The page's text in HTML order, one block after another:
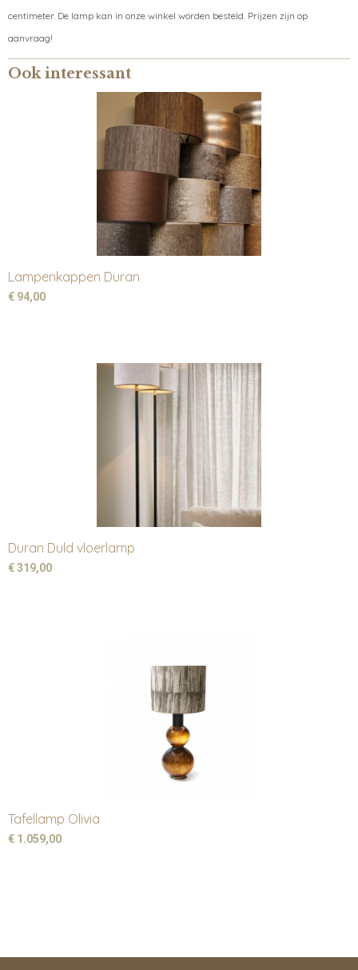
centimeter. De lamp kan in onze winkel worden besteld. Prijzen zijn op
aanvraag!
Ook interessant
Lampenkappen Duran
€ 94,00
Duran Duld vloerlamp
€ 319,00
Tafellamp Olivia
€ 1.059,00